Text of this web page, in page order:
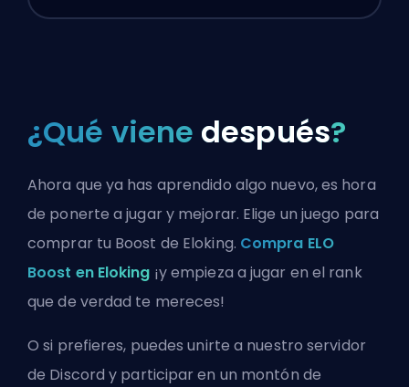
¿Qué viene después?
Ahora que ya has aprendido algo nuevo, es hora
de ponerte a jugar y mejorar. Elige un juego para
comprar tu Boost de Eloking. Compra ELO
Boost en Eloking ¡y empieza a jugar en el rank
que de verdad te mereces!
O si prefieres, puedesunirte a nuestro servidor
de Discord y participar en un montón de